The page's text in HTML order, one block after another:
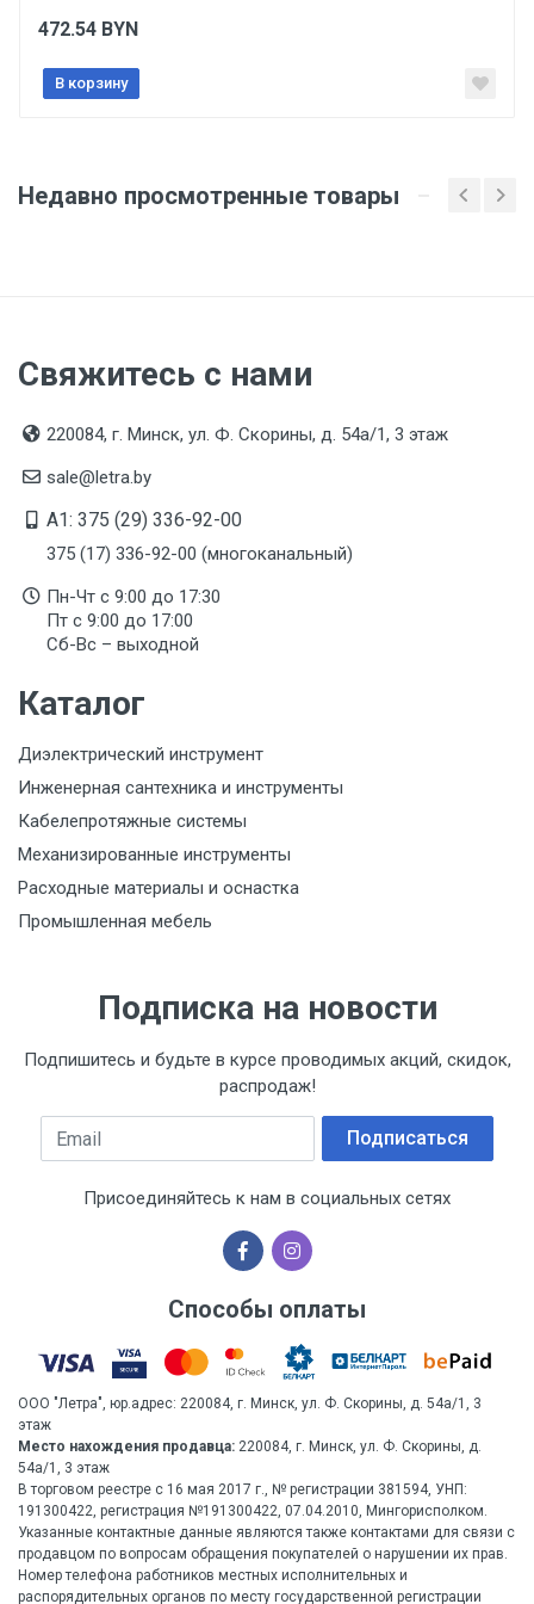
в сопроводительной документации к товару и
предоставляются по запросу покупателя
Организация импортер
ООО "Летра", Беларусь, г. Минск, ул. Ф.Скорины,
472.54 BYN
В корзину
Недавно просмотренные товары
Свяжитесь с нами
220084, г. Минск, ул. Ф. Скорины, д. 54а/1, 3 этаж
sale@letra.by
A1: 375 (29) 336-92-00
375 (17) 336-92-00 (многоканальный)
Пн-Чт с 9:00 до 17:30
Пт с 9:00 до 17:00
Сб-Вс – выходной
Каталог
Диэлектрический инструмент
Инженерная сантехника и инструменты
Кабелепротяжные системы
Механизированные инструменты
Расходные материалы и оснастка
Промышленная мебель
Подписка на новости
Подпишитесь и будьте в курсе проводимых акций, скидок,
распродаж!
Email Подписаться
Присоединяйтесь к нам в социальных сетях
Способы оплаты
ООО "Летра", юр.адрес: 220084, г. Минск, ул. Ф. Скорины, д. 54а/1, 3
этаж
Место нахождения продавца: 220084, г. Минск, ул. Ф. Скорины, д.
54а/1, 3 этаж
В торговом реестре с 16 мая 2017 г., № регистрации 381594, УНП:
191300422, регистрация №191300422, 07.04.2010, Мингорисполком.
Указанные контактные данные являются также контактами для связи с
продавцом по вопросам обращения покупателей о нарушении их прав.
Номер телефона работников местных исполнительных и
распорядительных органов по месту государственной регистрации